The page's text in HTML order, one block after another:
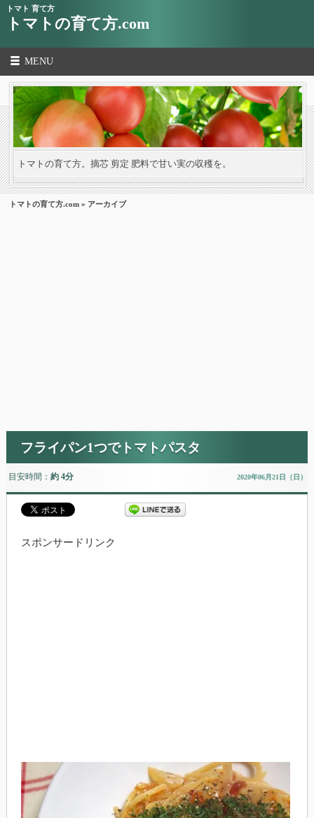
トマト 育て方
トマトの育て方.com
MENU
トマトの育て方。摘芯 剪定 肥料で甘い実の収穫を。
トマトの育て方.com » アーカイブ
フライパン1つでトマトパスタ
目安時間： 約 4分 2020年06月21日（日）
スポンサードリンク